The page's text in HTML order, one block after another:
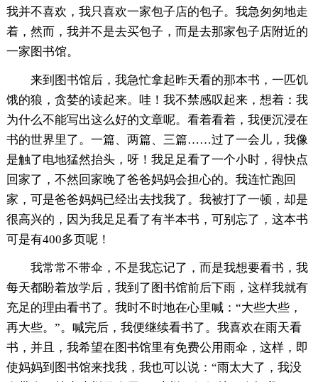
我并不喜欢，我只喜欢一家包子店的包子。我急匆匆地走
着，然而，我并不是去买包子，而是去那家包子店附近的
一家图书馆。
来到图书馆后，我急忙拿起昨天看的那本书，一匹饥
饿的狼，贪婪的读起来。哇！我不禁感叹起来，想着：我
为什么不能写出这么好的文章呢。看着看着，我便沉浸在
书的世界里了。一篇、两篇、三篇……过了一会儿，我像
是触了电地猛然抬头，呀！我足足看了一个小时，得快点
回家了，不然回家晚了爸爸妈妈会担心的。我连忙跑回
家，可是爸爸妈妈已经出去找我了。我被打了一顿，却是
很高兴的，因为我足足看了有半本书，可别忘了，这本书
可是有400多页呢！
我常常不带伞，不是我忘记了，而是我想要看书，我
每天都盼着放学后，我到了图书馆前后下雨，这样我就有
充足的理由看书了。我时不时地在心里喊：“大些大些，
再大些。”。喊完后，我便继续看书了。我喜欢在雨天看
书，并且，我希望在图书馆里有免费公用雨伞，这样，即
使妈妈到图书馆来找我，我也可以说：“雨太大了，我没